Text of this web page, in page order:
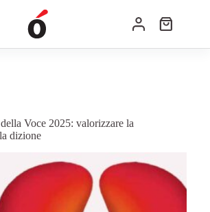
Voce 2025: valorizzare la
dizione